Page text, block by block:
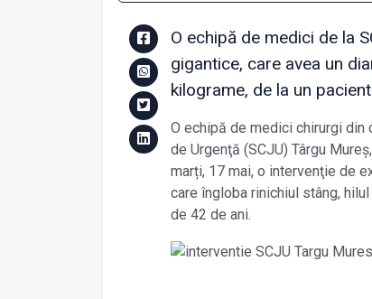
O echipă de medici de la
gigantice, care avea un
kilograme, de la un
O echipă de medici chirurgi din
de Urgenţă (SCJU) Târgu
marți, 17 mai, o intervenţie de
care îngloba rinichiul stâng,
de 42 de ani.